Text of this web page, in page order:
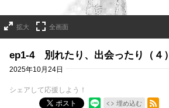
拡大 全画面
ep1-4 別れたり、出会ったり（４）
2025年10月24日
シェアして応援しよう！
ポスト
埋め込む
RSSフィード